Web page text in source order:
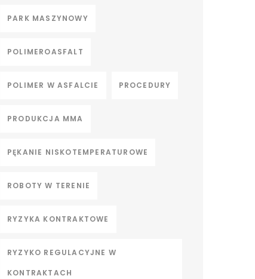
PARK MASZYNOWY
POLIMEROASFALT
POLIMER W ASFALCIE PROCEDURY
PRODUKCJA MMA
PĘKANIE NISKOTEMPERATUROWE
ROBOTY W TERENIE
RYZYKA KONTRAKTOWE
RYZYKO REGULACYJNE W
KONTRAKTACH